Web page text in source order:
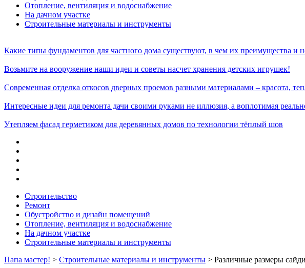
Отопление, вентиляция и водоснабжение
На дачном участке
Строительные материалы и инструменты
Какие типы фундаментов для частного дома существуют, в чем их преимущества и
Возьмите на вооружение наши идеи и советы насчет хранения детских игрушек!
Современная отделка откосов дверных проемов разными материалами – красота,
Интересные идеи для ремонта дачи своими руками не иллюзия, а воплотимая
Утепляем фасад герметиком для деревянных домов по технологии тёплый шов
Строительство
Ремонт
Обустройство и дизайн помещений
Отопление, вентиляция и водоснабжение
На дачном участке
Строительные материалы и инструменты
Папа мастер! > Строительные материалы и инструменты > Различные размеры